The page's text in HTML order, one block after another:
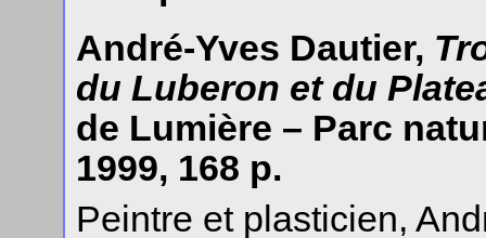
André-Yves Dautier,
du Luberon et du
de Lumière – Parc
1999, 168 p.
Peintre et plasticien,